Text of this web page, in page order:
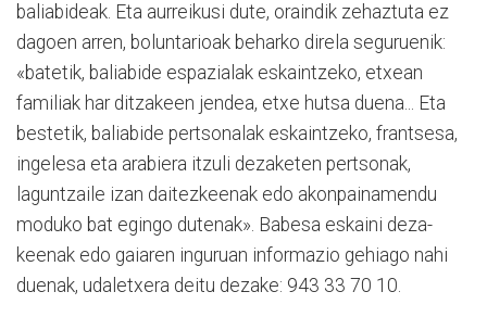
baliabideak. Eta aurreikusi dute, oraindik zehaz­tuta ez
dagoen arren, boluntarioak beharko direla seguruenik:
«batetik, baliabide espazialak eskaintzeko, etxean
familiak har ditzakeen jendea, etxe hutsa duena... Eta
bes­te­tik, baliabide pertsonalak es­kaintzeko, frantsesa,
ingelesa eta arabiera itzuli dezaketen pertsonak,
laguntzaile izan daitezkeenak edo akonpaina­mendu
moduko bat egingo dutenak». Babesa eskaini deza­
keenak edo gaiaren ingu­ruan informazio gehiago nahi
duenak, udaletxera deitu dezake: 943 33 70 10.